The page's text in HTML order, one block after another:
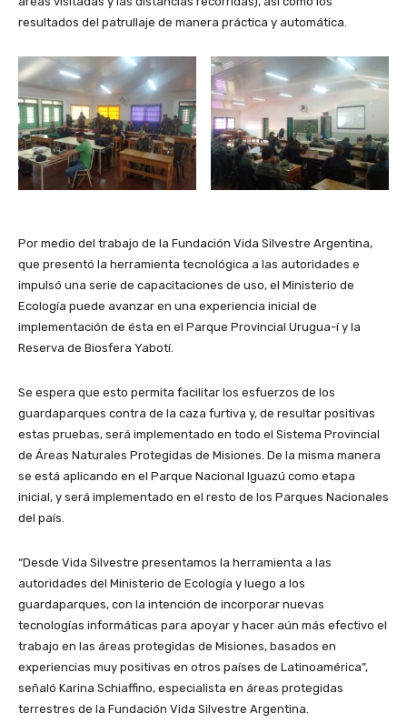
resultados del patrullaje de manera práctica y automática.
Por medio del trabajo de la Fundación Vida Silvestre Argentina,
que presentó la herramienta tecnológica a las autoridades e
impulsó una serie de capacitaciones de uso, el Ministerio de
Ecología puede avanzar en una experiencia inicial de
implementación de ésta en el Parque Provincial Urugua-í y la
Reserva de Biosfera Yabotí.
Se espera que esto permita facilitar los esfuerzos de los
guardaparques contra de la caza furtiva y, de resultar positivas
estas pruebas, será implementado en todo el Sistema Provincial
de Áreas Naturales Protegidas de Misiones. De la misma manera
se está aplicando en el Parque Nacional Iguazú como etapa
inicial, y será implementado en el resto de los Parques Nacionales
del país.
“Desde Vida Silvestre presentamos la herramienta a las
autoridades del Ministerio de Ecología y luego a los
guardaparques, con la intención de incorporar nuevas
tecnologías informáticas para apoyar y hacer aún más efectivo el
trabajo en las áreas protegidas de Misiones, basados en
experiencias muy positivas en otros países de Latinoamérica”,
señaló Karina Schiaffino, especialista en áreas protegidas
terrestres de la Fundación Vida Silvestre Argentina.